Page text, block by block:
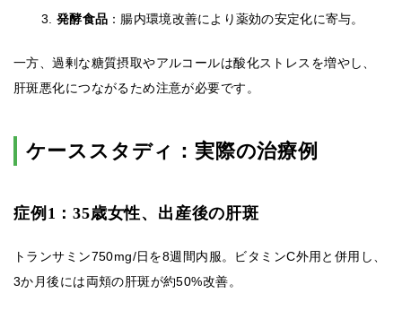
発酵食品 ：腸内環境改善により薬効の安定化に寄与。
一方、過剰な糖質摂取やアルコールは酸化ストレスを増やし、
肝斑悪化につながるため注意が必要です。
ケーススタディ：実際の治療例
症例1：35歳女性、出産後の肝斑
トランサミン750mg/日を8週間内服。ビタミンC外用と併用し、
3か月後には両頬の肝斑が約50%改善。